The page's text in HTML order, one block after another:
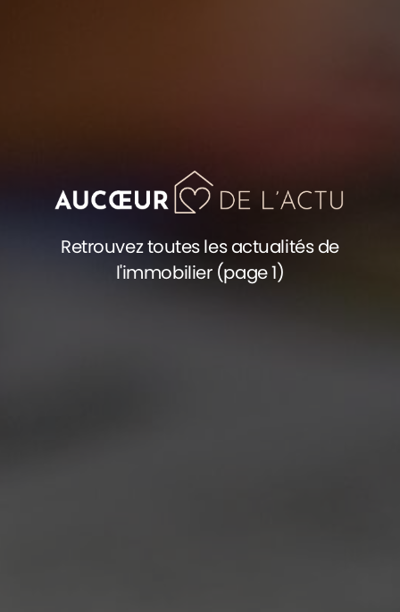
Retrouvez toutes les actualités de
l'immobilier (page 1)